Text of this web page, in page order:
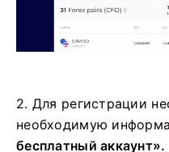
2. Для регистрации
необходимую
бесплатный аккаунт».